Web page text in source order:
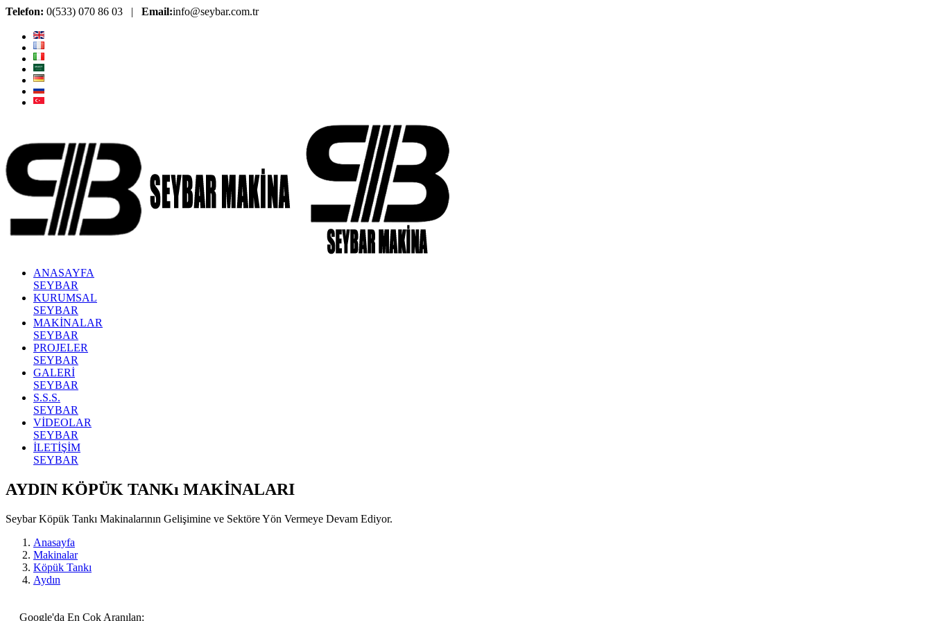
Telefon: 0(533) 070 86 03 | Email:info@seybar.com.tr
ANASAYFA
SEYBAR
KURUMSAL
SEYBAR
MAKİNALAR
SEYBAR
PROJELER
SEYBAR
GALERİ
SEYBAR
S.S.S.
SEYBAR
VİDEOLAR
SEYBAR
İLETİŞİM
SEYBAR
AYDIN KÖPÜK TANKı MAKİNALARI
Seybar Köpük Tankı Makinalarının Gelişimine ve Sektöre Yön Vermeye Devam Ediyor.
Anasayfa
Makinalar
Köpük Tankı
Aydın
Google'da En Çok Aranılan: